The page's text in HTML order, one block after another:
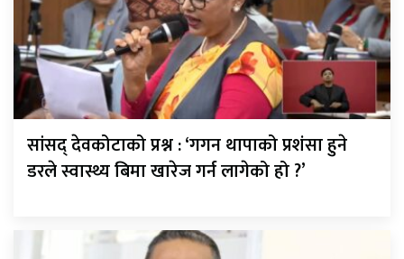
सांसद् देवकोटाको प्रश्न : ‘गगन थापाको प्रशंसा हुने
डरले स्वास्थ्य बिमा खारेज गर्न लागेको हो ?’